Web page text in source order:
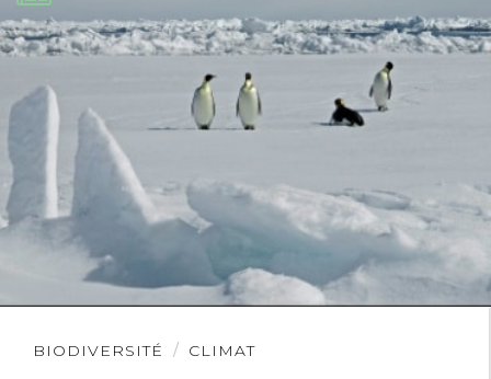
BIODIVERSITÉ CLIMAT
Lire